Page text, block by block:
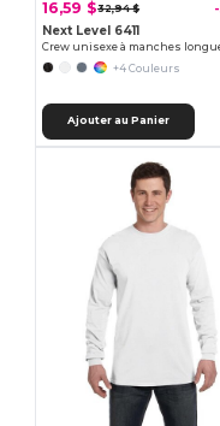
16,59 $32,94 $
Next Level 6411
+4 Couleurs
Ajouter au Panier